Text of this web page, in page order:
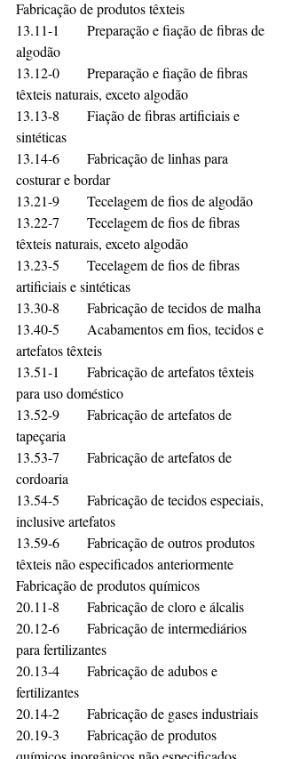
13.11-1	Preparação e fiação de fibras de
13.12-0	Preparação e fiação de fibras
13.13-8	Fiação de fibras artificiais e
13.14-6	Fabricação de linhas para
costurar e bordar
13.22-7	Tecelagem de fios de fibras
13.23-5	Tecelagem de fios de fibras
13.40-5	Acabamentos em fios, tecidos e
13.51-1	Fabricação de artefatos têxteis
13.52-9	Fabricação de artefatos de
13.53-7	Fabricação de artefatos de
13.54-5	Fabricação de tecidos especiais,
13.59-6	Fabricação de outros produtos
20.12-6	Fabricação de intermediários
20.13-4	Fabricação de adubos e
20.19-3	Fabricação de produtos